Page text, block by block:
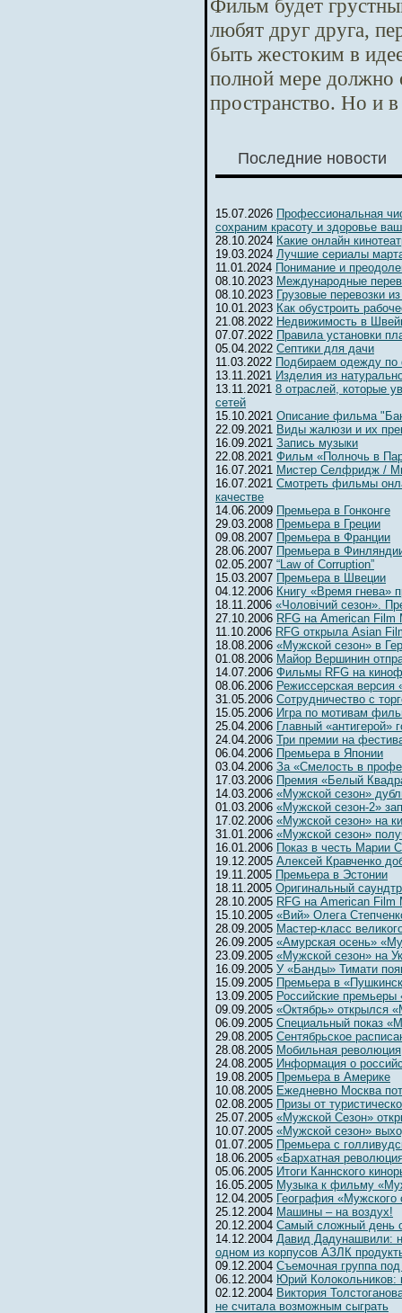
Фильм будет
любят друг друга,
быть жестоким в
полной мере должно
пространство. Но и
Последние новости
15.07.2026 Профессиональная
сохраним красоту и здоровье
28.10.2024 Какие онлайн
19.03.2024 Лучшие сериалы
11.01.2024 Понимание и
08.10.2023 Международные
08.10.2023 Грузовые перевозки
10.01.2023 Как обустроить
21.08.2022 Недвижимость в
07.07.2022 Правила установки
05.04.2022 Септики для дачи
11.03.2022 Подбираем одежду по
13.11.2021 Изделия из
13.11.2021 8 отраслей, которые
сетей
15.10.2021 Описание фильма
22.09.2021 Виды жалюзи и их
16.09.2021 Запись музыки
22.08.2021 Фильм «Полночь в
16.07.2021 Мистер Селфридж /
16.07.2021 Смотреть фильмы
качестве
14.06.2009 Премьера в Гонконге
29.03.2008 Премьера в Греции
09.08.2007 Премьера в Франции
28.06.2007 Премьера в
02.05.2007 “Law of Corruption”
15.03.2007 Премьера в Швеции
04.12.2006 Книгу «Время гнева»
18.11.2006 «Чоловiчий сезон».
27.10.2006 RFG на American Film
11.10.2006 RFG открыла Asian
18.08.2006 «Мужской сезон» в
01.08.2006 Майор Вершинин
14.07.2006 Фильмы RFG на
08.06.2006 Режиссерская версия
31.05.2006 Сотрудничество с
15.05.2006 Игра по мотивам
25.04.2006 Главный «антигерой»
24.04.2006 Три премии на
06.04.2006 Премьера в Японии
03.04.2006 За «Смелость в
17.03.2006 Премия «Белый
14.03.2006 «Мужской сезон»
01.03.2006 «Мужской сезон-2»
17.02.2006 «Мужской сезон» на
31.01.2006 «Мужской сезон»
16.01.2006 Показ в честь Марии
19.12.2005 Алексей Кравченко
19.11.2005 Премьера в Эстонии
18.11.2005 Оригинальный
28.10.2005 RFG на American Film
15.10.2005 «Вий» Олега
28.09.2005 Мастер-класс
26.09.2005 «Амурская осень»
23.09.2005 «Мужской сезон» на
16.09.2005 У «Банды» Тимати
15.09.2005 Премьера в
13.09.2005 Российские премьеры
09.09.2005 «Октябрь» открылся
06.09.2005 Специальный показ
29.08.2005 Сентябрьское
28.08.2005 Мобильная революция
24.08.2005 Информация о
19.08.2005 Премьера в Америке
10.08.2005 Ежедневно Москва
02.08.2005 Призы от
25.07.2005 «Мужской Сезон»
10.07.2005 «Мужской сезон»
01.07.2005 Премьера с
18.06.2005 «Бархатная
05.06.2005 Итоги Каннского
16.05.2005 Музыка к фильму
12.04.2005 География «Мужского
25.12.2004 Машины – на воздух!
20.12.2004 Самый сложный день
14.12.2004 Давид Дадунашвили:
одном из корпусов АЗЛК
09.12.2004 Съемочная группа
06.12.2004 Юрий Колокольников:
02.12.2004 Виктория
не считала возможным сыграть